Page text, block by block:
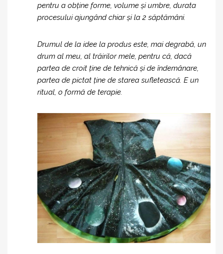
pentru a obține forme, volume și umbre, durata
procesului ajungând chiar și la 2 săptămâni.
Drumul de la idee la produs este, mai degrabă, un
drum al meu, al trăirilor mele, pentru că, dacă
partea de croit ține de tehnică și de îndemânare,
partea de pictat ține de starea sufletească. E un
ritual, o formă de terapie.